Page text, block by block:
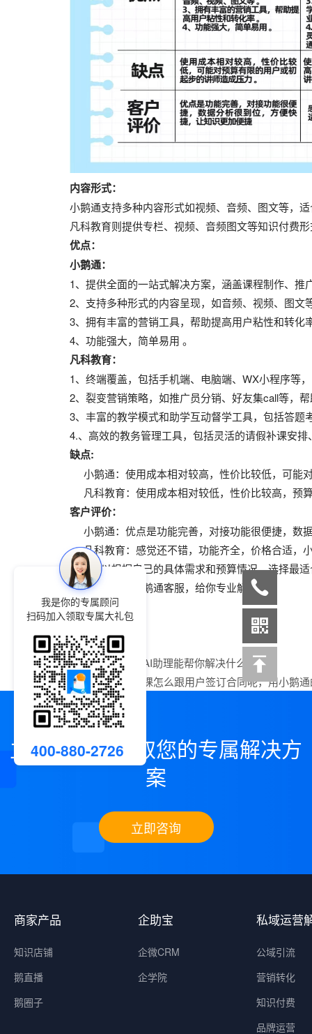
内容形式：
小鹅通支持多种内容形式如视频、音频、图文等，
凡科教育则提供专栏、视频、音频图文等知识付费
优点：
小鹅通：
1、提供全面的一站式解决方案，涵盖课程制作、推
2、支持多种形式的内容呈现，如音频、视频、图文
3、拥有丰富的营销工具，帮助提高用户粘性和转化
4、功能强大，简单易用 。
凡科教育：
1、终端覆盖，包括手机端、电脑端、WX小程序等
2、裂变营销策略，如推广员分销、好友集call等，
3、丰富的教学模式和助学互动督学工具，包括答题
4.、高效的教务管理工具，包括灵活的请假补课安
缺点:
小鹅通：使用成本相对较高，性价比较低，可能
凡科教育：使用成本相对较低，性价比较高，预
客户评价：
小鹅通：优点是功能完善，对接功能很便捷，数
凡科教育：感觉还不错，功能齐全，价格合适，
用户可以根据自己的具体需求和预算情况，选择最
电话或者联系小鹅通客服，给你专业解答。
上一篇：小鹅通AI助理能帮你解决什么问题？
下一篇：线上卖课怎么跟用户签订合同呢，用小鹅
立即咨询，领取您的专属解决方
案
立即咨询
商家产品
知识店铺
鹅直播
鹅圈子
企助宝
企微CRM
企学院
私域运营
公域引流
营销转化
知识付费
品牌运营
我是你的专属顾问
扫码加入领取专属大礼包
400-880-2726